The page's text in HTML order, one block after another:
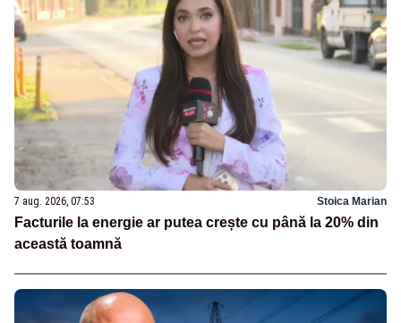
7 aug. 2026, 07:53 Stoica Marian
Facturile la energie ar putea crește cu până la 20% din
această toamnă